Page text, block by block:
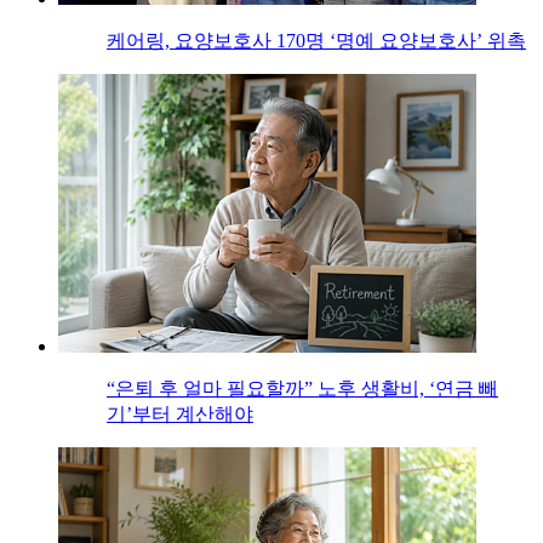
케어링, 요양보호사 170명 ‘명예 요양보호사’ 위촉
“은퇴 후 얼마 필요할까” 노후 생활비, ‘연금 빼
기’부터 계산해야